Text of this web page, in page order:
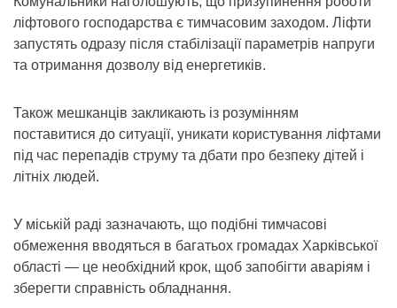
ліфтового господарства є тимчасовим заходом. Ліфти
запустять одразу після стабілізації параметрів напруги
та отримання дозволу від енергетиків.
Також мешканців закликають із розумінням
поставитися до ситуації, уникати користування ліфтами
під час перепадів струму та дбати про безпеку дітей і
літніх людей.
У міській раді зазначають, що подібні тимчасові
обмеження вводяться в багатьох громадах Харківської
області — це необхідний крок, щоб запобігти аваріям і
зберегти справність обладнання.